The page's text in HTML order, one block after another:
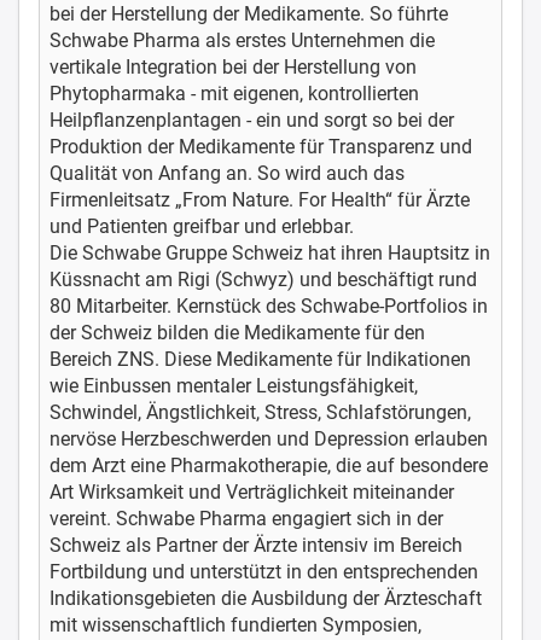
bei der Herstellung der Medikamente. So führte
Schwabe Pharma als erstes Unternehmen die
vertikale Integration bei der Herstellung von
Phytopharmaka - mit eigenen, kontrollierten
Heilpflanzenplantagen - ein und sorgt so bei der
Produktion der Medikamente für Transparenz und
Qualität von Anfang an. So wird auch das
Firmenleitsatz „From Nature. For Health“ für Ärzte
und Patienten greifbar und erlebbar.
Die Schwabe Gruppe Schweiz hat ihren Hauptsitz in
Küssnacht am Rigi (Schwyz) und beschäftigt rund
80 Mitarbeiter. Kernstück des Schwabe-Portfolios in
der Schweiz bilden die Medikamente für den
Bereich ZNS. Diese Medikamente für Indikationen
wie Einbussen mentaler Leistungsfähigkeit,
Schwindel, Ängstlichkeit, Stress, Schlafstörungen,
nervöse Herzbeschwerden und Depression erlauben
dem Arzt eine Pharmakotherapie, die auf besondere
Art Wirksamkeit und Verträglichkeit miteinander
vereint. Schwabe Pharma engagiert sich in der
Schweiz als Partner der Ärzte intensiv im Bereich
Fortbildung und unterstützt in den entsprechenden
Indikationsgebieten die Ausbildung der Ärzteschaft
mit wissenschaftlich fundierten Symposien,